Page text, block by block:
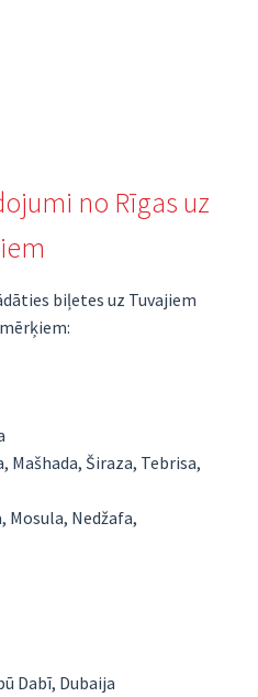
no Rīgas uz
biļetes uz Tuvajiem
Mašhada, Širaza, Tebrisa,
Mosula, Nedžafa,
Dabī, Dubaija